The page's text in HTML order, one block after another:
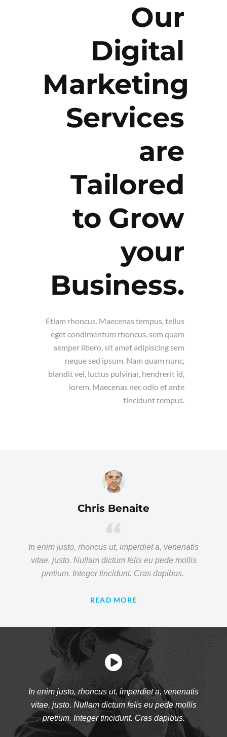
Our
Digital
Marketing
Services
are
Tailored
to Grow
your
Business.
Etiam rhoncus. Maecenas tempus, tellus
eget condimentum rhoncus, sem quam
semper libero, sit amet adipiscing sem
neque sed ipsum. Nam quam nunc,
blandit vel, luctus pulvinar, hendrerit id,
lorem. Maecenas nec odio et ante
tincidunt tempus.
Chris Benaite
In enim justo, rhoncus ut, imperdiet a, venenatis
vitae, justo. Nullam dictum felis eu pede mollis
pretium. Integer tincidunt. Cras dapibus.
READ MORE
In enim justo, rhoncus ut, imperdiet a, venenatis
vitae, justo. Nullam dictum felis eu pede mollis
pretium. Integer tincidunt. Cras dapibus.